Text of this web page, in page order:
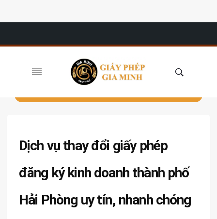
Dịch vụ thay đổi giấy phép
đăng ký kinh doanh thành phố
Hải Phòng uy tín, nhanh chóng